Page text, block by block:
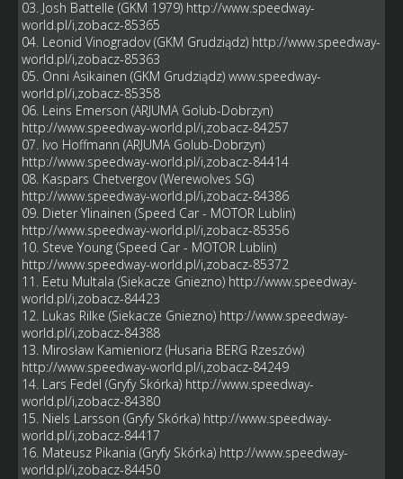
03. Josh Battelle (GKM 1979) http://www.speedway-
world.pl/i,zobacz-85365
04. Leonid Vinogradov (GKM Grudziądz) http://www.speedway-
world.pl/i,zobacz-85363
05. Onni Asikainen (GKM Grudziądz) www.speedway-
world.pl/i,zobacz-85358
06. Leins Emerson (ARJUMA Golub-Dobrzyn)
http://www.speedway-world.pl/i,zobacz-84257
07. Ivo Hoffmann (ARJUMA Golub-Dobrzyn)
http://www.speedway-world.pl/i,zobacz-84414
08. Kaspars Chetvergov (Werewolves SG)
http://www.speedway-world.pl/i,zobacz-84386
09. Dieter Ylinainen (Speed Car - MOTOR Lublin)
http://www.speedway-world.pl/i,zobacz-85356
10. Steve Young (Speed Car - MOTOR Lublin)
http://www.speedway-world.pl/i,zobacz-85372
11. Eetu Multala (Siekacze Gniezno) http://www.speedway-
world.pl/i,zobacz-84423
12. Lukas Rilke (Siekacze Gniezno) http://www.speedway-
world.pl/i,zobacz-84388
13. Mirosław Kamieniorz (Husaria BERG Rzeszów)
http://www.speedway-world.pl/i,zobacz-84249
14. Lars Fedel (Gryfy Skórka) http://www.speedway-
world.pl/i,zobacz-84380
15. Niels Larsson (Gryfy Skórka) http://www.speedway-
world.pl/i,zobacz-84417
16. Mateusz Pikania (Gryfy Skórka) http://www.speedway-
world.pl/i,zobacz-84450